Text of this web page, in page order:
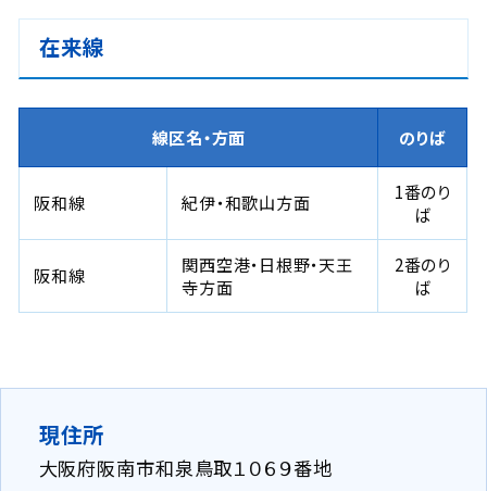
在来線
線区名・方面 のりば
阪和線 紀伊・和歌山方面
1番のり
ば
阪和線
関西空港・日根野・天王
寺方面
2番のり
ば
現住所
大阪府阪南市和泉鳥取１０６９番地